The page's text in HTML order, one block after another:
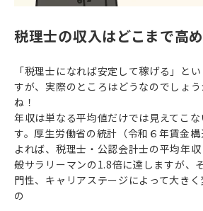
税理士の収入はどこまで高
「税理士になれば安定して稼げる」と
すが、実際のところはどうなのでしょ
ね！
年収は単なる平均値だけでは見えてこ
す。厚生労働省の統計（令和６年賃金
よれば、税理士・公認会計士の平均年
般サラリーマンの1.8倍に達しますが、
門性、キャリアステージによって大き
の